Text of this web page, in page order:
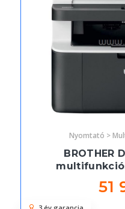
Nyomtató >
BROTHER
51